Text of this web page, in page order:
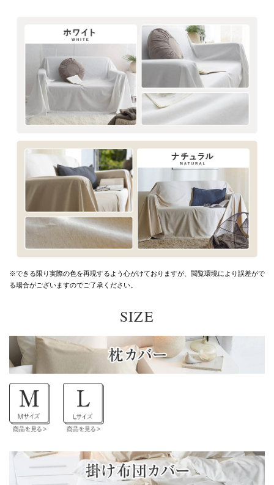
※できる限り実際の色を再現するよう心がけておりますが、 閲覧環境により誤差がで
る場合がございますのでご了承ください。
SIZE